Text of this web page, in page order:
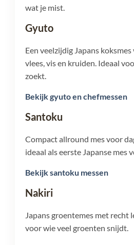
wat je mist.
Gyuto
Een veelzijdig Japans
vlees, vis en kruiden. Ideaal
zoekt.
Bekijk gyuto en chefmessen
Santoku
Compact allround mes voor
ideaal als eerste Japanse mes
Bekijk santoku messen
Nakiri
Japans groentemes met recht
voor wie veel groenten snijdt.